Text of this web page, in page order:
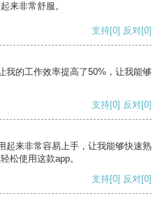
来非常舒服。
支持[0] 反对[0]
我的工作效率提高了50%，让我能够
支持[0] 反对[0]
起来非常容易上手，让我能够快速熟
松使用这款app。
支持[0] 反对[0]